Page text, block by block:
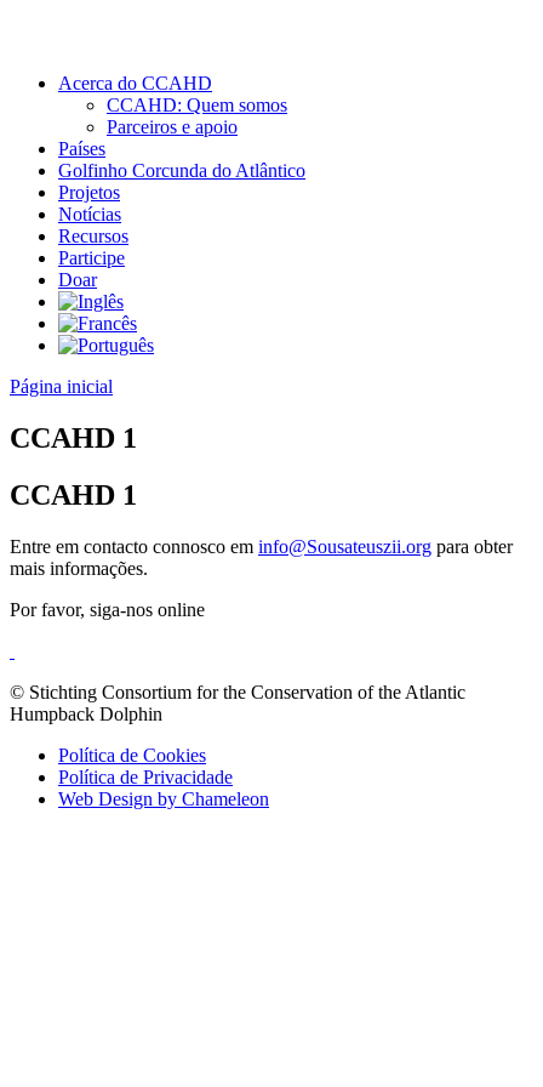
Acerca do CCAHD
CCAHD: Quem somos
Parceiros e apoio
Países
Golfinho Corcunda do Atlântico
Projetos
Notícias
Recursos
Participe
Doar
Página inicial
CCAHD 1
CCAHD 1
Entre em contacto connosco em info@Sousateuszii.org para obter
mais informações.
Por favor, siga-nos online
© Stichting Consortium for the Conservation of the Atlantic
Humpback Dolphin
Política de Cookies
Política de Privacidade
Web Design by Chameleon